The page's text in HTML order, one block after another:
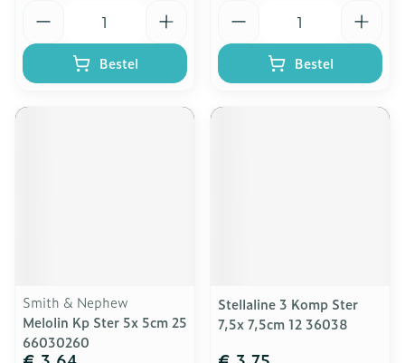
Bestel Bestel
Smith & Nephew
Melolin Kp Ster 5x 5cm 25
66030260
Stellaline 3 Komp Ster
7,5x 7,5cm 12 36038